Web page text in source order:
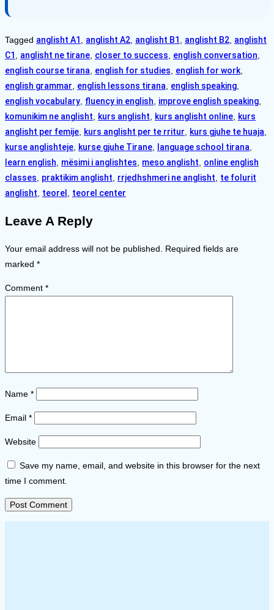
Tagged anglisht A1 , anglisht A2, anglisht B1 , anglisht B2, anglisht
C1 , anglisht ne tirane, closer to success, english conversation,
english course tirana, english for studies, english for work,
english grammar, english lessons tirana, english speaking,
english vocabulary, fluency in english, improve english speaking,
komunikim ne anglisht, kurs anglisht, kurs anglisht online, kurs
anglisht per femije, kurs anglisht per te rritur, kurs gjuhe te huaja,
kurse anglishteje, kurse gjuhe Tirane, language school tirana,
learn english, mësimi i anglishtes, meso anglisht, online english
classes, praktikim anglisht, rrjedhshmeri ne anglisht, te folurit
anglisht, teorel , teorel center
Leave A Reply
Your email address will not be published. Required fields are
marked *
Comment *
Name *
Email *
Website
Save my name, email, and website in this browser for the next
time I comment.